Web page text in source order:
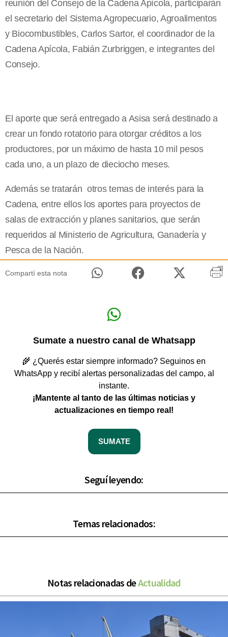
reunión del Consejo de la Cadena Apícola, participarán
el secretario del Sistema Agropecuario, Agroalimentos
y Biocombustibles, Carlos Sartor, el coordinador de la
Cadena Apícola, Fabián Zurbriggen, e integrantes del
Consejo.
El aporte que será entregado a Asisa será destinado a
crear un fondo rotatorio para otorgar créditos a los
productores, por un máximo de hasta 10 mil pesos
cada uno, a un plazo de dieciocho meses.
Además se tratarán otros temas de interés para la
Cadena, entre ellos los aportes para proyectos de
salas de extracción y planes sanitarios, que serán
requeridos al Ministerio de Agricultura, Ganadería y
Pesca de la Nación.
Compartí esta nota
Sumate a nuestro canal de Whatsapp
🌾 ¿Querés estar siempre informado? Seguinos en
WhatsApp y recibí alertas personalizadas del campo, al
instante.
¡Mantente al tanto de las últimas noticias y
actualizaciones en tiempo real!
SUMATE
Seguí leyendo:
Temas relacionados:
Notas relacionadas deActualidad